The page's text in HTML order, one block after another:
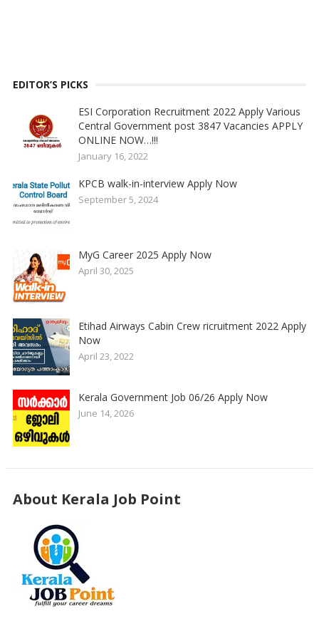
EDITOR’S PICKS
ESI Corporation Recruitment 2022 Apply Various
Central Government post 3847 Vacancies APPLY
ONLINE NOW…!!!
January 16, 2022
KPCB walk-in-interview Apply Now
September 5, 2024
MyG Career 2025 Apply Now
April 30, 2025
Etihad Airways Cabin Crew ricruitment 2022 Apply
Now
April 23, 2022
Kerala Government Job 06/26 Apply Now
June 14, 2026
About Kerala Job Point